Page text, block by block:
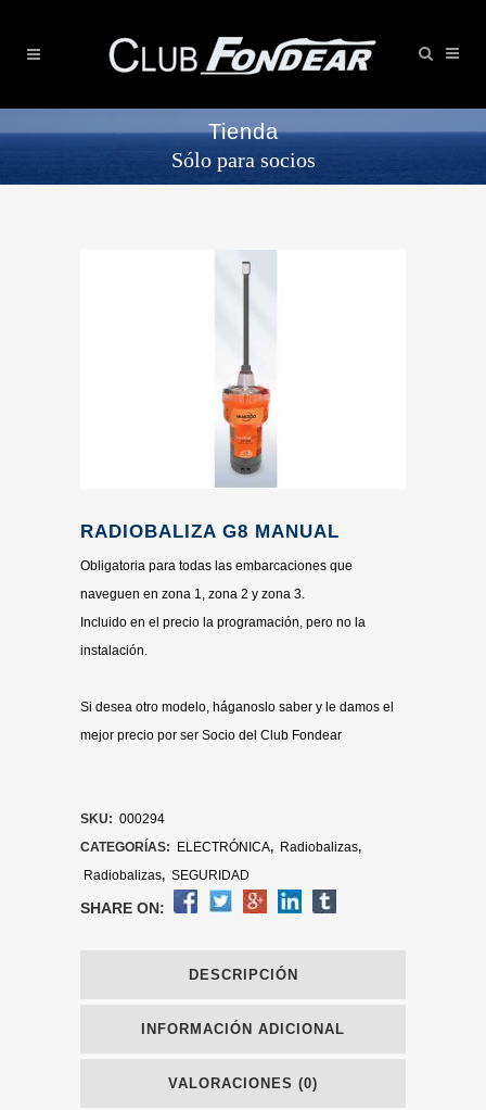
Tienda
Sólo para socios
RADIOBALIZA G8 MANUAL
Obligatoria para todas las embarcaciones que
naveguen en zona 1, zona 2 y zona 3.
Incluido en el precio la programación, pero no la
instalación.
Si desea otro modelo, háganoslo saber y le damos el
mejor precio por ser Socio del Club Fondear
SKU: 000294
CATEGORÍAS:
ELECTRÓNICA, Radiobalizas,
Radiobalizas, SEGURIDAD
SHARE ON:
DESCRIPCIÓN
INFORMACIÓN ADICIONAL
VALORACIONES (0)